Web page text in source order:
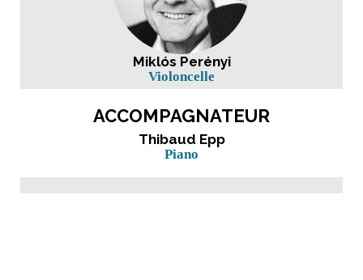
Miklós Perényi
Violoncelle
ACCOMPAGNATEUR
Thibaud Epp
Piano